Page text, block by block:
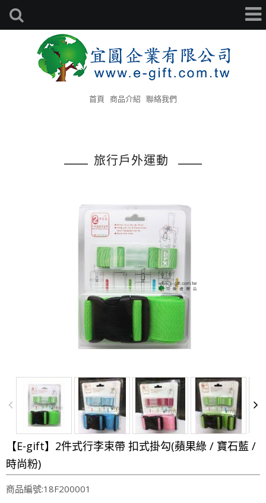
首頁 商品介紹 聯絡我們
旅行戶外運動
【E-gift】2件式行李束帶 扣式掛勾(蘋果綠 / 寶石藍 /
時尚粉)
商品編號:18F200001